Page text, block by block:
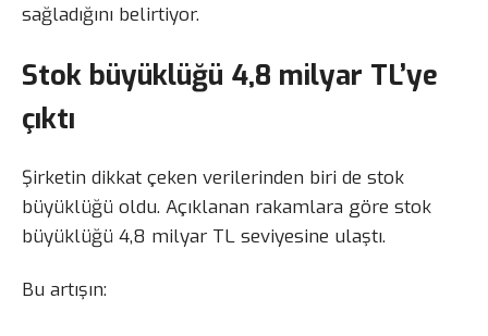
sağladığını belirtiyor.
Stok büyüklüğü 4,8 milyar TL’ye
çıktı
Şirketin dikkat çeken verilerinden biri de stok
büyüklüğü oldu. Açıklanan rakamlara göre stok
büyüklüğü 4,8 milyar TL seviyesine ulaştı.
Bu artışın: